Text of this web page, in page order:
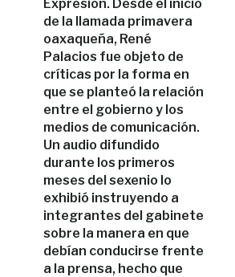
Expresión. Desde el inicio
de la llamada primavera
oaxaqueña, René
Palacios fue objeto de
críticas por la forma en
que se planteó la relación
entre el gobierno y los
medios de comunicación.
Un audio difundido
durante los primeros
meses del sexenio lo
exhibió instruyendo a
integrantes del gabinete
sobre la manera en que
debían conducirse frente
a la prensa, hecho que